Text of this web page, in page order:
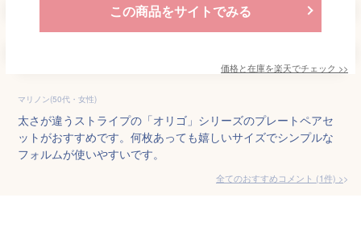
この商品をサイトでみる
価格と在庫を楽天でチェック >>
マリノン(50代・女性)
太さが違うストライプの「オリゴ」シリーズのプレートペアセ
ットがおすすめです。何枚あっても嬉しいサイズでシンプルな
フォルムが使いやすいです。
全てのおすすめコメント (1件) >